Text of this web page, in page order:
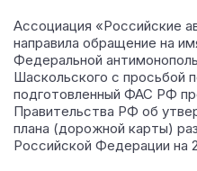
Ассоциация «Российские
направила обращение на
Федеральной
Шаскольского с просьбой
подготовленный ФАС РФ
Правительства РФ об
плана (дорожной карты)
Российской Федерации на